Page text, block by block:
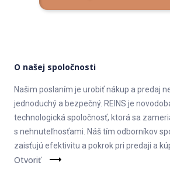
O našej spoločnosti
Našim poslaním je urobiť nákup a predaj
jednoduchý a bezpečný. REINS je
technologická spoločnosť, ktorá sa
s nehnuteľnosťami. Náš tím odborníkov
zaisťujú efektivitu a pokrok pri predaji a
Otvoriť